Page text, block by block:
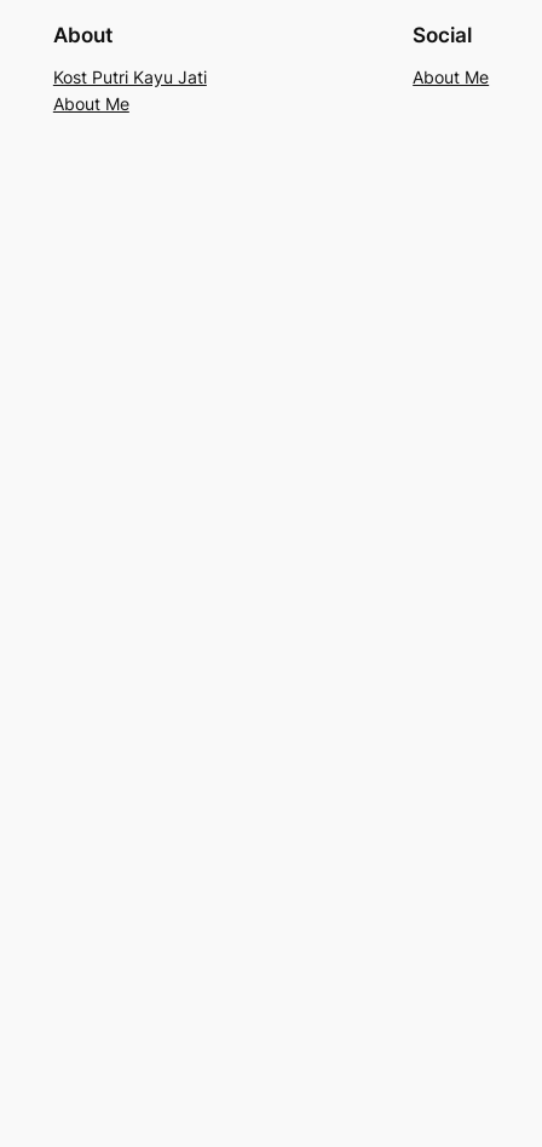
About
Kost Putri Kayu Jati
About Me
Social
About Me